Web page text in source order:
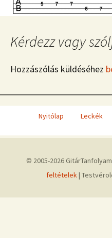
Kérdezz vagy
Hozzászólás küldéséhez
Nyitólap Leckék
© 2005-2026
feltételek|